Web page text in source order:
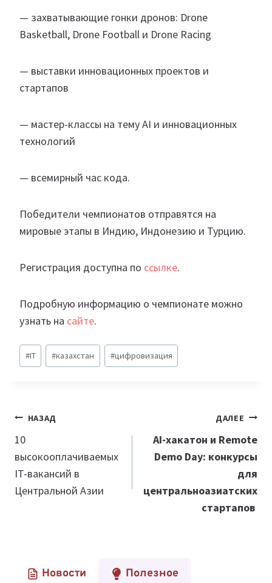
— захватывающие гонки дронов: Drone
Basketball, Drone Football и Drone Racing
— выставки инновационных проектов и
стартапов
— мастер-классы на тему AI и инновационных
технологий
— всемирный час кода.
Победители чемпионатов отправятся на
мировые этапы в Индию, Индонезию и Турцию.
Регистрация доступна по ссылке.
Подробную информацию о чемпионате можно
узнать на сайте.
Метки
записи:
#IT #казахстан #цифровизация
Навигация
по
записям
НАЗАД
10
высокооплачиваемых
IT-вакансий в
Центральной Азии
ДАЛЕЕ
AI-хакатон и Remote
Demo Day: конкурсы
для
центральноазиатских
стартапов
Новости Полезное